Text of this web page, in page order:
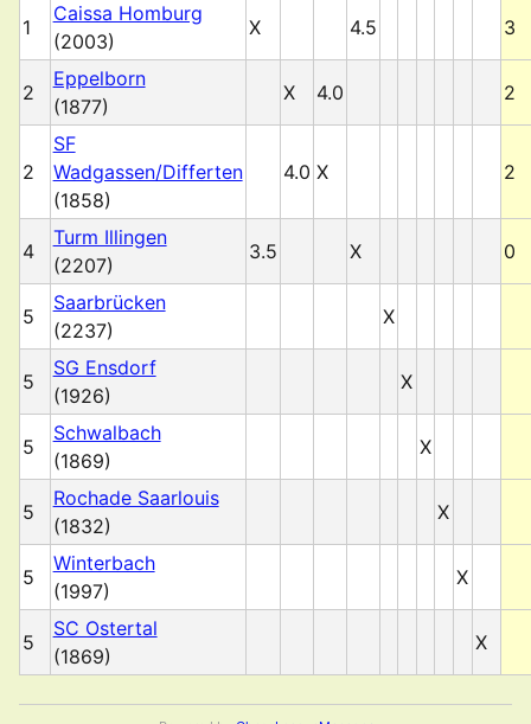
1
Caissa Homburg
(2003)
X 4.5 3
2
Eppelborn
(1877)
X 4.0 2
2
SF
Wadgassen/Differten
(1858)
4.0 X 2
4
Turm Illingen
(2207)
3.5 X 0
5
Saarbrücken
(2237)
X
5
SG Ensdorf
(1926)
X
5
Schwalbach
(1869)
X
5
Rochade Saarlouis
(1832)
X
5
Winterbach
(1997)
X
5
SC Ostertal
(1869)
X